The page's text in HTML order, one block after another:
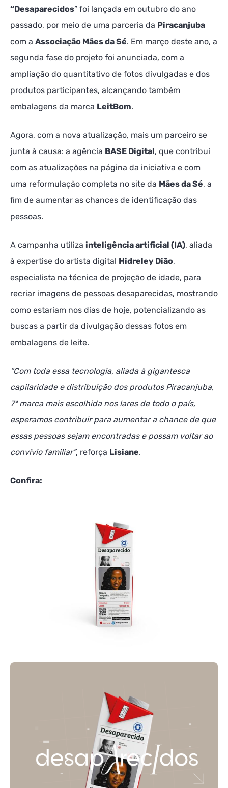
“Desaparecidos” foi lançada em outubro do ano
passado, por meio de uma parceria da Piracanjuba
com a Associação Mães da Sé. Em março deste ano, a
segunda fase do projeto foi anunciada, com a
ampliação do quantitativo de fotos divulgadas e dos
produtos participantes, alcançando também
embalagens da marca LeitBom.
Agora, com a nova atualização, mais um parceiro se
junta à causa: a agência BASE Digital, que contribui
com as atualizações na página da iniciativa e com
uma reformulação completa no site da Mães da Sé, a
fim de aumentar as chances de identificação das
pessoas.
A campanha utiliza inteligência artificial (IA), aliada
à expertise do artista digital Hidreley Dião,
especialista na técnica de projeção de idade, para
recriar imagens de pessoas desaparecidas, mostrando
como estariam nos dias de hoje, potencializando as
buscas a partir da divulgação dessas fotos em
embalagens de leite.
“Com toda essa tecnologia, aliada à gigantesca
capilaridade e distribuição dos produtos Piracanjuba,
7ª marca mais escolhida nos lares de todo o país,
esperamos contribuir para aumentar a chance de que
essas pessoas sejam encontradas e possam voltar ao
convívio familiar”, reforça Lisiane.
Confira: